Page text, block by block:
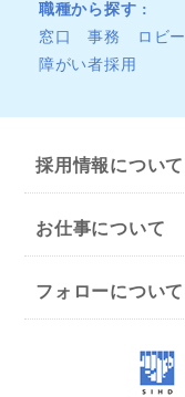
職種から探す
窓口
事務 ロビー
障がい者採用
採用情報について
お仕事について
フォローについて